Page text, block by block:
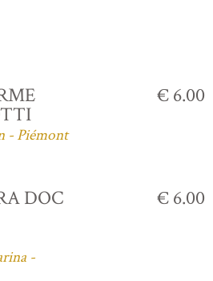
- Piémont
€ 6.00
DOC
-
€ 6.00